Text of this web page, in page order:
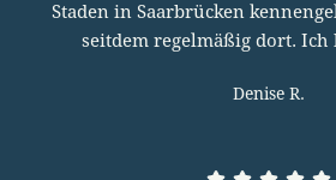
Staden in Saarbrücken
seitdem regelmäßig dort. Ich
Denise R.